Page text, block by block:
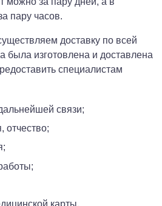
пару часов.
доставку по всей
была изготовлена и доставлена
специалистам
связи;
карты.